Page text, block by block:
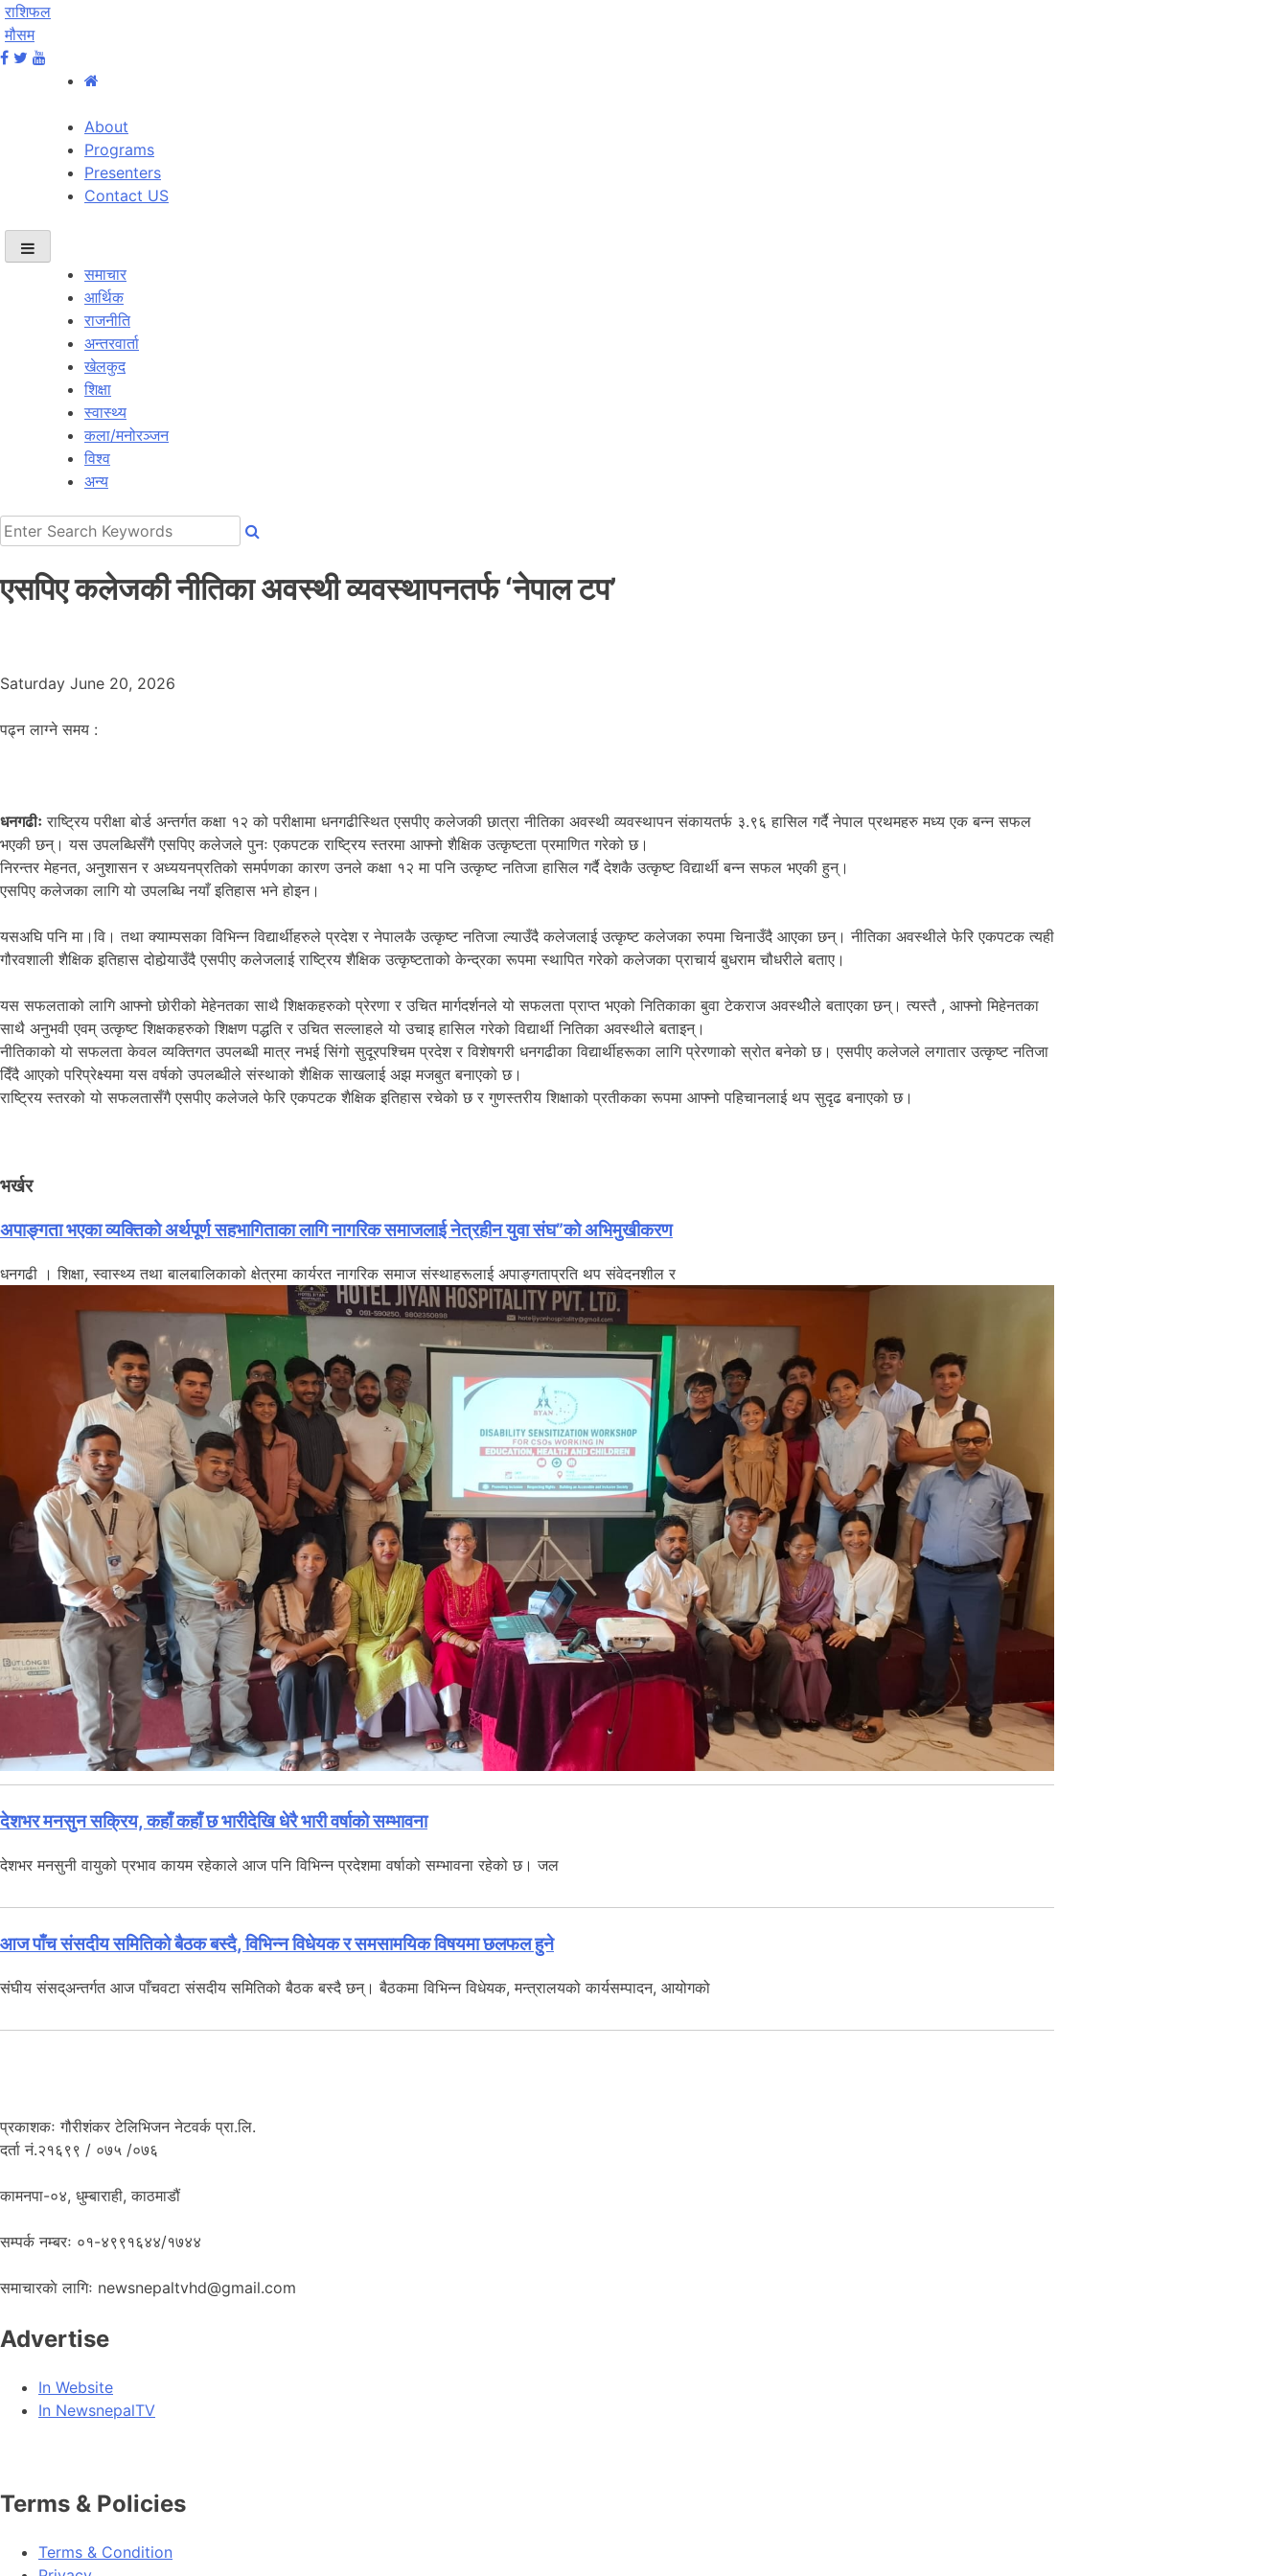
राशिफल
मौसम
About
Programs
Presenters
Contact US
समाचार
आर्थिक
राजनीति
अन्तरवार्ता
खेलकुद
शिक्षा
स्वास्थ्य
कला/मनोरञ्जन
विश्व
अन्य
एसपिए कलेजकी नीतिका अवस्थी व्यवस्थापनतर्फ ‘नेपाल टप’
Saturday June 20, 2026
पढ्न लाग्ने समय :
धनगढीः राष्ट्रिय परीक्षा बोर्ड अन्तर्गत कक्षा १२ को परीक्षामा धनगढीस्थित एसपीए कलेजकी छात्रा नीतिका अवस्थी व्यवस्थापन संकायतर्फ ३.९६ हासिल गर्दै नेपाल प्रथमहरु मध्य एक बन्न सफल
भएकी छन्। यस उपलब्धिसँगै एसपिए कलेजले पुनः एकपटक राष्ट्रिय स्तरमा आफ्नो शैक्षिक उत्कृष्टता प्रमाणित गरेको छ।
निरन्तर मेहनत, अनुशासन र अध्ययनप्रतिको समर्पणका कारण उनले कक्षा १२ मा पनि उत्कृष्ट नतिजा हासिल गर्दै देशकै उत्कृष्ट विद्यार्थी बन्न सफल भएकी हुन्।
एसपिए कलेजका लागि यो उपलब्धि नयाँ इतिहास भने होइन।
यसअघि पनि मा।वि। तथा क्याम्पसका विभिन्न विद्यार्थीहरुले प्रदेश र नेपालकै उत्कृष्ट नतिजा ल्याउँदै कलेजलाई उत्कृष्ट कलेजका रुपमा चिनाउँदै आएका छन्। नीतिका अवस्थीले फेरि एकपटक त्यही
गौरवशाली शैक्षिक इतिहास दोहोर्‍याउँदै एसपीए कलेजलाई राष्ट्रिय शैक्षिक उत्कृष्टताको केन्द्रका रूपमा स्थापित गरेको कलेजका प्राचार्य बुधराम चौधरीले बताए।
यस सफलताको लागि आफ्नो छोरीको मेहेनतका साथै शिक्षकहरुको प्रेरणा र उचित मार्गदर्शनले यो सफलता प्राप्त भएको नितिकाका बुवा टेकराज अवस्थीेले बताएका छन्। त्यस्तै , आफ्नो मिहेनतका
साथै अनुभवी एवम् उत्कृष्ट शिक्षकहरुको शिक्षण पद्धति र उचित सल्लाहले यो उचाइ हासिल गरेको विद्यार्थी नितिका अवस्थीले बताइन्।
नीतिकाको यो सफलता केवल व्यक्तिगत उपलब्धी मात्र नभई सिंगो सुदूरपश्चिम प्रदेश र विशेषगरी धनगढीका विद्यार्थीहरूका लागि प्रेरणाको स्रोत बनेको छ। एसपीए कलेजले लगातार उत्कृष्ट नतिजा
दिँदै आएको परिप्रेक्ष्यमा यस वर्षको उपलब्धीले संस्थाको शैक्षिक साखलाई अझ मजबुत बनाएको छ।
राष्ट्रिय स्तरको यो सफलतासँगै एसपीए कलेजले फेरि एकपटक शैक्षिक इतिहास रचेको छ र गुणस्तरीय शिक्षाको प्रतीकका रूपमा आफ्नो पहिचानलाई थप सुदृढ बनाएको छ।
भर्खर
अपाङ्गता भएका व्यक्तिको अर्थपूर्ण सहभागिताका लागि नागरिक समाजलाई नेत्रहीन युवा संघ”को अभिमुखीकरण
धनगढी । शिक्षा, स्वास्थ्य तथा बालबालिकाको क्षेत्रमा कार्यरत नागरिक समाज संस्थाहरूलाई अपाङ्गताप्रति थप संवेदनशील र
देशभर मनसुन सक्रिय, कहाँ कहाँ छ भारीदेखि धेरै भारी वर्षाको सम्भावना
देशभर मनसुनी वायुको प्रभाव कायम रहेकाले आज पनि विभिन्न प्रदेशमा वर्षाको सम्भावना रहेको छ। जल
आज पाँच संसदीय समितिको बैठक बस्दै, विभिन्न विधेयक र समसामयिक विषयमा छलफल हुने
संघीय संसद्अन्तर्गत आज पाँचवटा संसदीय समितिको बैठक बस्दै छन्। बैठकमा विभिन्न विधेयक, मन्त्रालयको कार्यसम्पादन, आयोगको
प्रकाशकः गौरीशंकर टेलिभिजन नेटवर्क प्रा.लि.
दर्ता नं.२१६९९ / ०७५ /०७६
कामनपा-०४, धुम्बाराही, काठमाडौं
सम्पर्क नम्बरः ०१-४९९१६४४/१७४४
समाचारकाे लागिः newsnepaltvhd@gmail.com
Advertise
In Website
In NewsnepalTV
Terms & Policies
Terms & Condition